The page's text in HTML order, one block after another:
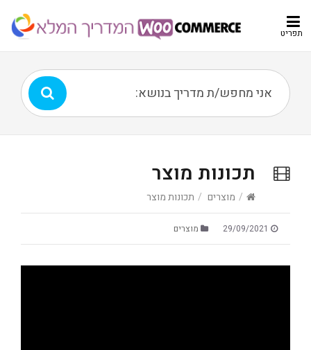
תפריט
תכונות מוצר
/ מוצרים / תכונות מוצר
29/09/2021 מוצרים